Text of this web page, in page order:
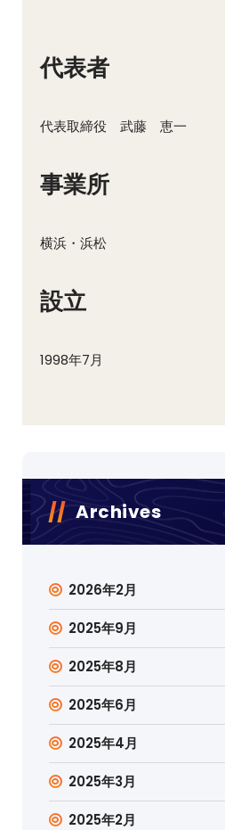
代表者
代表取締役 武藤 恵一
事業所
横浜・浜松
設立
1998年7月
Archives
2026年2月
2025年9月
2025年8月
2025年6月
2025年4月
2025年3月
2025年2月